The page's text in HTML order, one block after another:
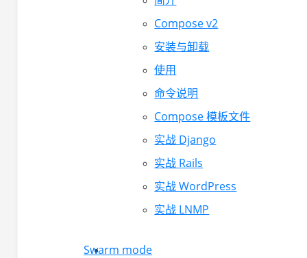
Compose v2
安装与卸载
使用
命令说明
Compose 模板文件
实战 Django
实战 Rails
实战 WordPress
实战 LNMP
Swarm mode